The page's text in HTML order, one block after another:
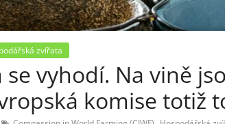
zvířata
vyhodí. Na vině
komise totiž